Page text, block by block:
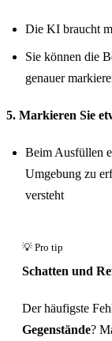
Die KI braucht
Sie können die
genauer
5. Markieren Sie
Beim Ausfüllen
Umgebung zu
versteht
Schatten und
Der häufigste
Gegenstände?